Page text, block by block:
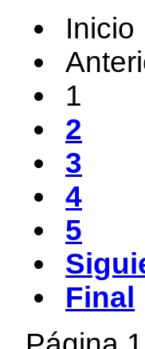
Inicio
1
2
3
4
5
Final